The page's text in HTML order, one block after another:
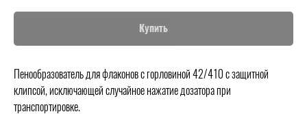
Купить
Пенообразователь для флаконов с горловиной 42/410 с защитной
клипсой, исключающей случайное нажатие дозатора при
транспортировке.